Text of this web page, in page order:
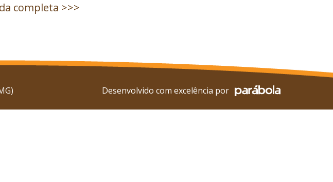
completa >>>
Desenvolvido com excelência por